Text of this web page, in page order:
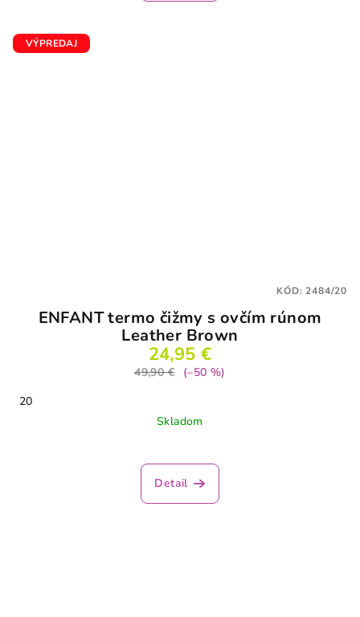
VÝPREDAJ
ENFANT termo čižmy s ovčím rúnom
Leather Brown
24,95 €
49,90 €
(–50 %)
20
Skladom
Detail
KÓD:2484/20